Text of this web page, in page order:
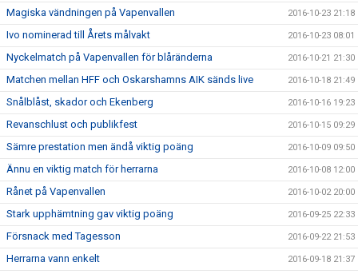
Magiska vändningen på Vapenvallen 2016-10-23 21:18
Ivo nominerad till Årets målvakt 2016-10-23 08:01
Nyckelmatch på Vapenvallen för blåränderna 2016-10-21 21:30
Matchen mellan HFF och Oskarshamns AIK sänds live 2016-10-18 21:49
Snålblåst, skador och Ekenberg 2016-10-16 19:23
Revanschlust och publikfest 2016-10-15 09:29
Sämre prestation men ändå viktig poäng 2016-10-09 09:50
Ännu en viktig match för herrarna 2016-10-08 12:00
Rånet på Vapenvallen 2016-10-02 20:00
Stark upphämtning gav viktig poäng 2016-09-25 22:33
Försnack med Tagesson 2016-09-22 21:53
Herrarna vann enkelt 2016-09-18 21:37